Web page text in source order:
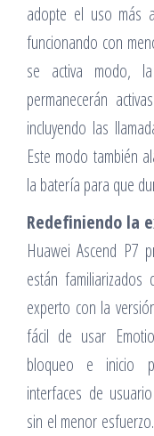
adopte el uso más
funcionando con
se activa modo,
permanecerán
incluyendo las
Este modo también
la batería para que
Redefiniendo la
Huawei Ascend P7
están
experto con la
fácil de usar
bloqueo e inicio
interfaces de
sin el menor